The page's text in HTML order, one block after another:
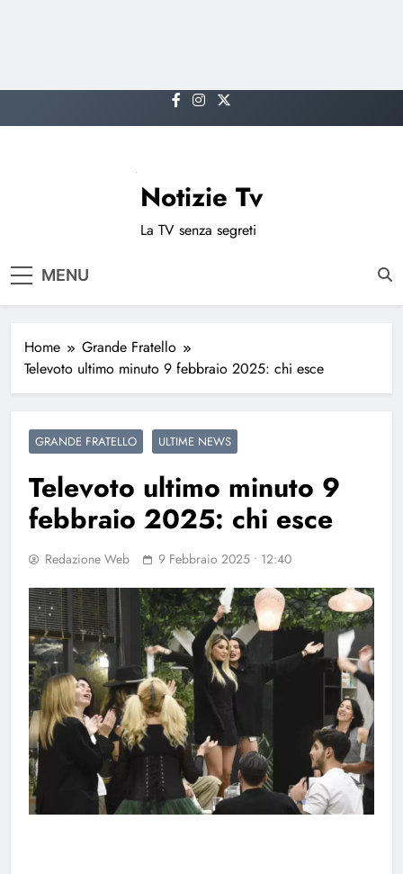
to
Notizie Tv
La TV senza segreti
MENU
Home
Grande Fratello
Televoto ultimo minuto 9 febbraio 2025: chi esce
GRANDE FRATELLO ULTIME NEWS
Televoto ultimo minuto 9
febbraio 2025: chi esce
Redazione Web 9 Febbraio 2025 • 12:40